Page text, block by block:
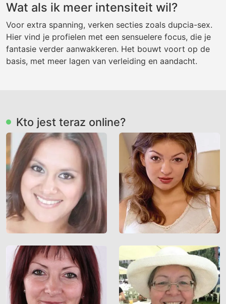
Wat als ik meer intensiteit wil?
Voor extra spanning, verken secties zoals dupcia-sex.
Hier vind je profielen met een sensuelere focus, die je
fantasie verder aanwakkeren. Het bouwt voort op de
basis, met meer lagen van verleiding en aandacht.
Kto jest teraz online?